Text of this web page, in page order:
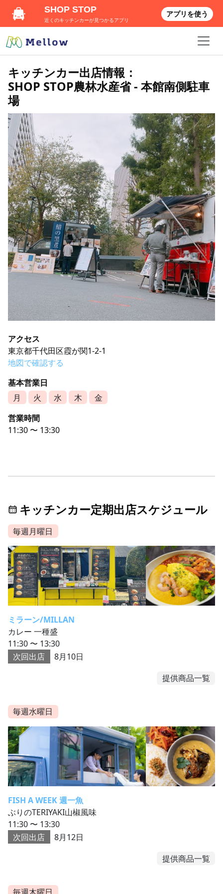
キッチンカー出店情報：
SHOP STOP農林水産省 - 本館南側駐車
場
アクセス
東京都千代田区霞が関1-2-1
地図で確認する
基本営業日
月
火 水 木
金
営業時間
11:30 〜 13:30
キッチンカー定期出店スケジュール
毎週月曜日
ミラーン/MILLAN
カレー 一種盛
11:30 〜 13:30
次回出店
8月10日
提供商品一覧
毎週水曜日
FISH A WEEK 週一魚
ぶりのTERIYAKI山椒風味
11:30 〜 13:30
次回出店
8月12日
提供商品一覧
SHOP STOP
近くのキッチンカーが見つかるアプリ
アプリを使う